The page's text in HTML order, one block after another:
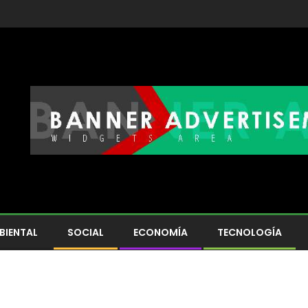
SOCIAL ECONOMÍA TECNOLOGÍA